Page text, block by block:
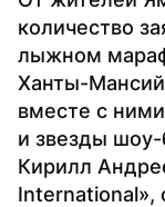
количество
лыжном
Ханты-
вместе с
и звезды шоу-
Кирилл